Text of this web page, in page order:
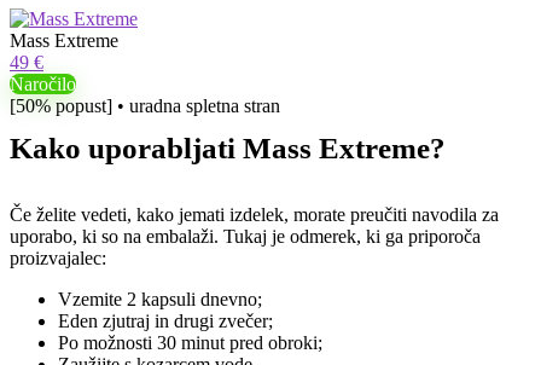
Mass Extreme
49 €
Naročilo
[50% popust] • uradna spletna stran
Kako uporabljati Mass Extreme?
Če želite vedeti, kako jemati izdelek, morate preučiti navodila za
uporabo, ki so na embalaži. Tukaj je odmerek, ki ga priporoča
proizvajalec:
Vzemite 2 kapsuli dnevno;
Eden zjutraj in drugi zvečer;
Po možnosti 30 minut pred obroki;